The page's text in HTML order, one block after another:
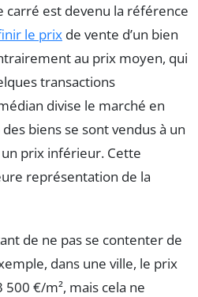
carré est devenu la référence
le prix de vente d’un bien
au prix moyen, qui
transactions
divise le marché en
biens se sont vendus à un
prix inférieur. Cette
représentation de la
de ne pas se contenter de
dans une ville, le prix
500 €/m², mais cela ne